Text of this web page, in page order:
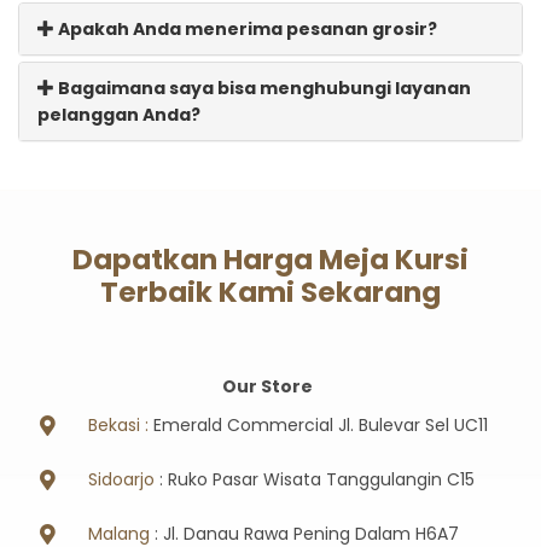
Apakah Anda menerima pesanan grosir?
Bagaimana saya bisa menghubungi layanan
pelanggan Anda?
Dapatkan Harga Meja Kursi
Terbaik Kami Sekarang
Our Store
Bekasi : Emerald Commercial Jl. Bulevar Sel UC11
Sidoarjo : Ruko Pasar Wisata Tanggulangin C15
Malang : Jl. Danau Rawa Pening Dalam H6A7